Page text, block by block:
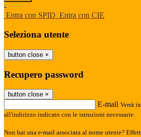
-
Entra con SPID Entra con CIE
Seleziona utente
button close ×
Recupero password
button close ×
E-mail Verrà
all'indirizzo indicato con le istruzioni necessarie.
Non hai una e-mail associata al nome utente?